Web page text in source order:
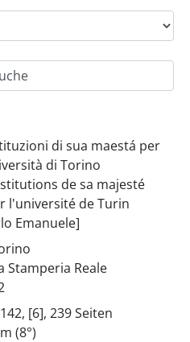
di sua maestá per
di Torino
de sa majesté
l'université de Turin
Emanuele]
Stamperia Reale
[6], 239 Seiten
(8°)